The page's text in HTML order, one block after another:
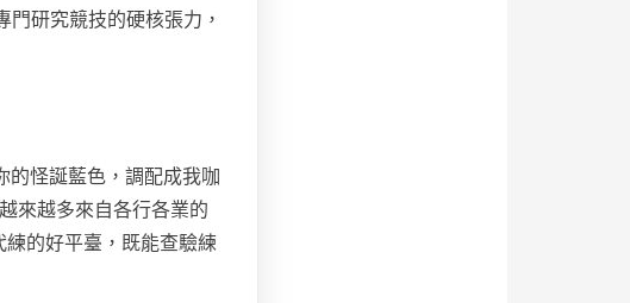
門研究競技的硬核張力，
的怪誕藍色，調配成我咖
來越多來自各行各業的
的好平臺，既能查驗練